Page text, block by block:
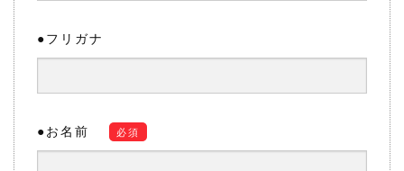
●フリガナ
●お名前 必須